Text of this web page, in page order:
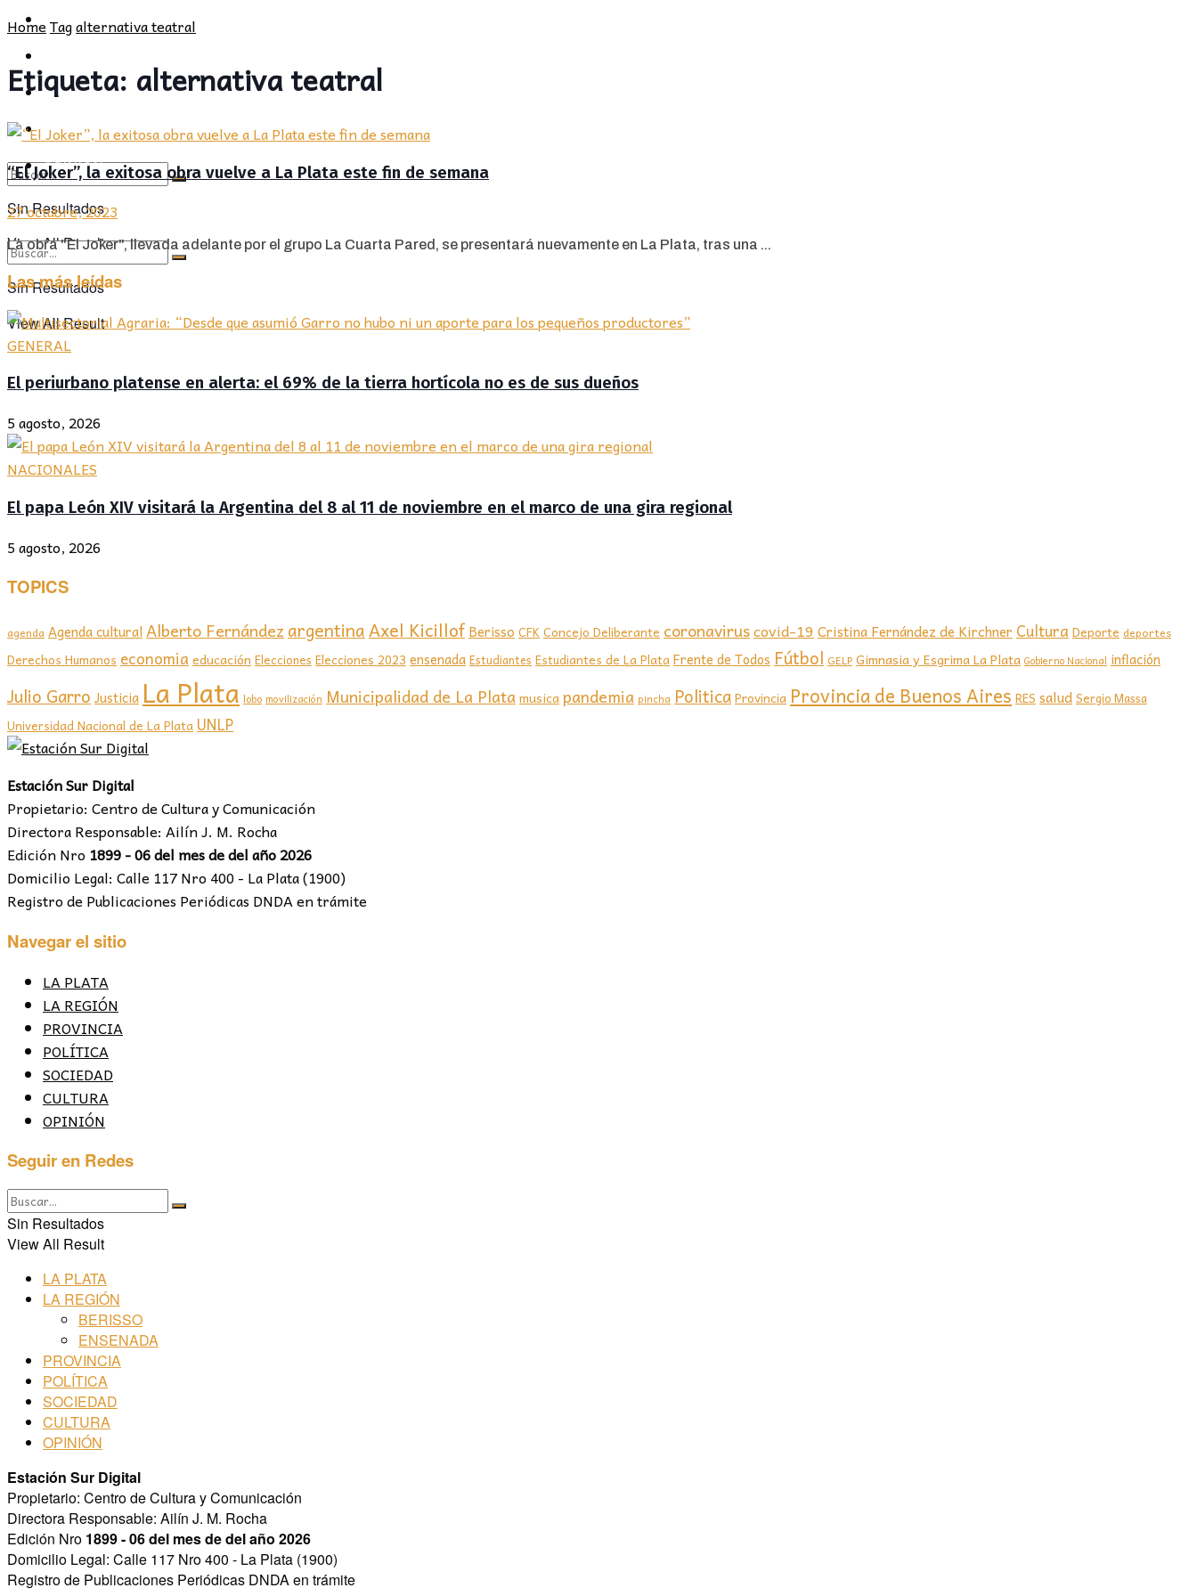
POLÍTICA
CULTURA
Sin Resultados
View All Result
PROVINCIA
SOCIEDAD
CULTURA
OPINIÓN
Sin Resultados
View All Result
HomeTagalternativa teatral
Etiqueta: alternativa teatral
“El Joker”, la exitosa obra vuelve a La Plata este fin de semana
27 octubre, 2023
La obra "El Joker", llevada adelante por el grupo La Cuarta Pared, se presentará nuevamente en La Plata, tras una ...
Las más leídas
GENERAL
El periurbano platense en alerta: el 69% de la tierra hortícola no es de sus dueños
5 agosto, 2026
NACIONALES
El papa León XIV visitará la Argentina del 8 al 11 de noviembre en el marco de una gira regional
5 agosto, 2026
TOPICS
agenda Agenda culturalAlberto Fernández argentinaAxel Kicillof Berisso CFKConcejo Deliberante coronaviruscovid-19 Cristina Fernández de Kirchner Cultura Deporte deportes
Derechos Humanos economia educación Elecciones Elecciones 2023 ensenada Estudiantes Estudiantes de La PlataFrente de Todos Fútbol GELP Gimnasia y Esgrima La Plata Gobierno Nacional inflación
Julio Garro Justicia La Plata lobo movilización Municipalidad de La Plata musicapandemia pincha PoliticaProvincia Provincia de Buenos Aires RES saludSergio Massa
Universidad Nacional de La Plata UNLP
Estación Sur Digital
Propietario: Centro de Cultura y Comunicación
Directora Responsable: Ailín J. M. Rocha
Edición Nro 1899 - 06 del mes de del año 2026
Domicilio Legal: Calle 117 Nro 400 - La Plata (1900)
Registro de Publicaciones Periódicas DNDA en trámite
Navegar el sitio
LA PLATA
LA REGIÓN
PROVINCIA
POLÍTICA
SOCIEDAD
CULTURA
OPINIÓN
Seguir en Redes
Sin Resultados
View All Result
LA PLATA
LA REGIÓN
BERISSO
ENSENADA
PROVINCIA
POLÍTICA
SOCIEDAD
CULTURA
OPINIÓN
Estación Sur Digital
Propietario: Centro de Cultura y Comunicación
Directora Responsable: Ailín J. M. Rocha
Edición Nro 1899 - 06 del mes de del año 2026
Domicilio Legal: Calle 117 Nro 400 - La Plata (1900)
Registro de Publicaciones Periódicas DNDA en trámite